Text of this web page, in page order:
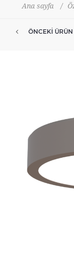
Ana sayfa /
ÖNCEKI ÜRÜN